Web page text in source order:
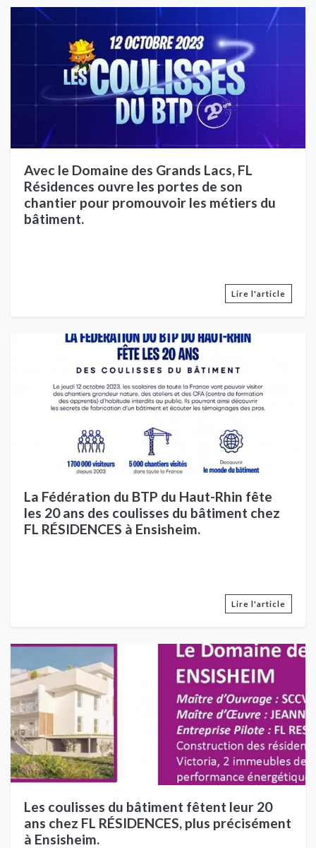
Avec le Domaine des Grands Lacs, FL
Résidences ouvre les portes de son
chantier pour promouvoir les métiers du
bâtiment.
Lire l'article
La Fédération du BTP du Haut-Rhin fête
les 20 ans des coulisses du bâtiment chez
FL RÉSIDENCES à Ensisheim.
Lire l'article
Les coulisses du bâtiment fêtent leur 20
ans chez FL RÉSIDENCES, plus précisément
à Ensisheim.